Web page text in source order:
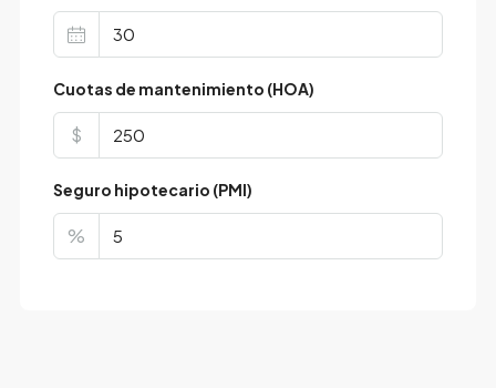
Cuotas de mantenimiento (HOA)
$
Seguro hipotecario (PMI)
%